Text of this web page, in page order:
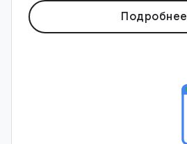
Подробнее